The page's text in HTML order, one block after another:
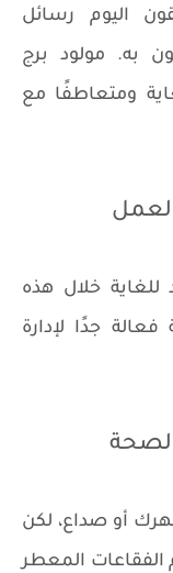
اليوم رسائل
به. مولود برج
ومتعاطفًا مع
خلال هذه
جدًا لإدارة
أو صداع، لكن
الفقاعات المعطر